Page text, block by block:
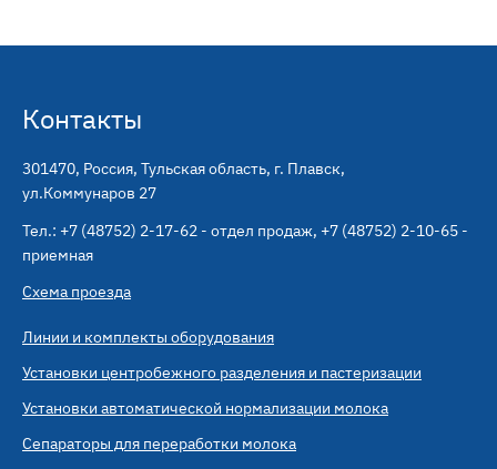
Контакты
301470, Россия, Тульская область, г. Плавск,
ул.Коммунаров 27
Тел.: +7 (48752) 2-17-62 - отдел продаж, +7 (48752) 2-10-65 -
приемная
Схема проезда
Линии и комплекты оборудования
Установки центробежного разделения и пастеризации
Установки автоматической нормализации молока
Сепараторы для переработки молока